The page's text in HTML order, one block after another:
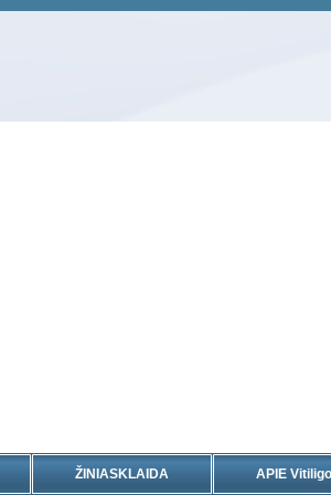
ŽINIASKLAIDA APIE